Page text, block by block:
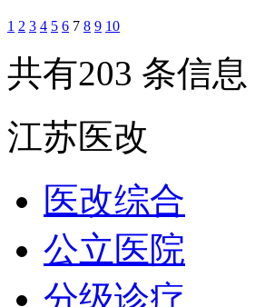
1 2 3 4 5 6 7 8 9 10
共有203 条信
江苏医改
医改综合
公立医院
分级诊疗